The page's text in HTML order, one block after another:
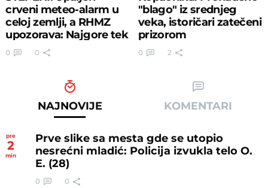
crveni meteo-alarm u
celoj zemlji, a RHMZ
upozorava: Najgore tek
stiže!
0 0
"blago" iz srednjeg
veka, istoričari zatečeni
prizorom
0 2
NAJNOVIJE KOMENTARI
pre
2
min
Prve slike sa mesta gde se utopio
nesrećni mladić: Policija izvukla telo O.
E. (28)
0 0